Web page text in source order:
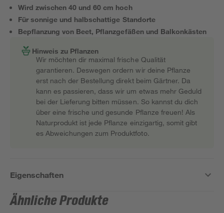
Wird zwischen 40 und 60 cm hoch
Für sonnige und halbschattige Standorte
Bepflanzung von Beet, Pflanzgefäßen und Balkonkästen
Hinweis zu Pflanzen
Wir möchten dir maximal frische Qualität
garantieren. Deswegen ordern wir deine Pflanze
erst nach der Bestellung direkt beim Gärtner. Da
kann es passieren, dass wir um etwas mehr Geduld
bei der Lieferung bitten müssen. So kannst du dich
über eine frische und gesunde Pflanze freuen! Als
Naturprodukt ist jede Pflanze einzigartig, somit gibt
es Abweichungen zum Produktfoto.
Eigenschaften
Ähnliche Produkte